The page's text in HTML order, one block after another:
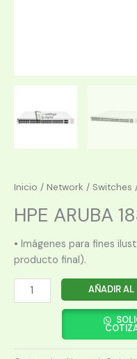
Inicio / Network / Switches
HPE ARUBA
• Imágenes para fines
producto final).
HPE
ARUBA
24P
AÑADIR AL